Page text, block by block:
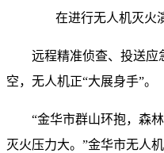
在进行无人机灭火
远程精准侦查、投送
空，无人机正“大展身手”。
“金华市群山环抱，森
灭火压力大。”金华市无人